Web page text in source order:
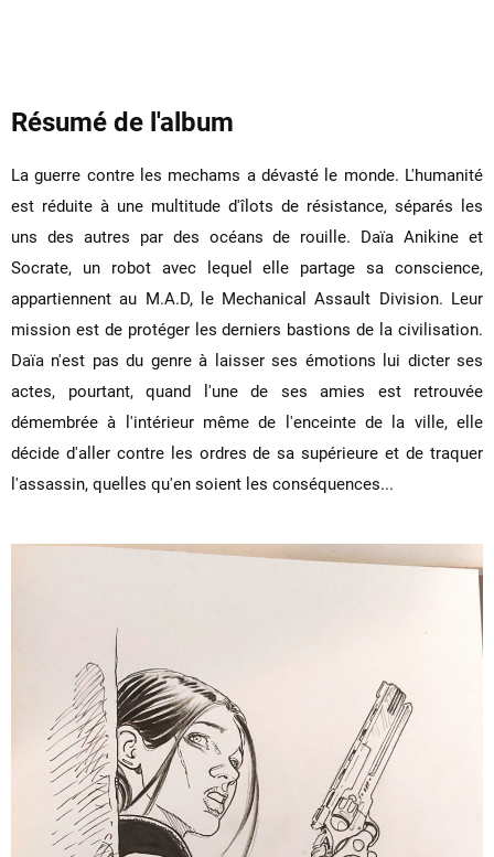
Résumé de l'album
La guerre contre les mechams a dévasté le monde. L'humanité
est réduite à une multitude d'îlots de résistance, séparés les
uns des autres par des océans de rouille. Daïa Anikine et
Socrate, un robot avec lequel elle partage sa conscience,
appartiennent au M.A.D, le Mechanical Assault Division. Leur
mission est de protéger les derniers bastions de la civilisation.
Daïa n'est pas du genre à laisser ses émotions lui dicter ses
actes, pourtant, quand l'une de ses amies est retrouvée
démembrée à l'intérieur même de l'enceinte de la ville, elle
décide d'aller contre les ordres de sa supérieure et de traquer
l'assassin, quelles qu'en soient les conséquences...